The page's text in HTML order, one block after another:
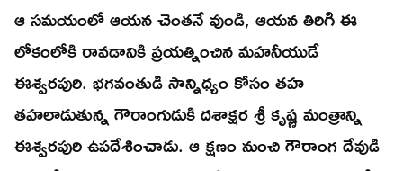
ఆ సమయంలో ఆయన చెంతనే వుండి, ఆయన తిరిగి ఈ
లోకంలోకి రావడానికి ప్రయత్నించిన మహనీయుడే
ఈశ్వరపురి. భగవంతుడి సాన్నిధ్యం కోసం తహ
తహలాడుతున్న గౌరాంగుడుకి దశాక్షర శ్రీ కృష్ణ మంత్రాన్ని
ఈశ్వరపురి ఉపదేశించాడు. ఆ క్షణం నుంచి గౌరాంగ దేవుడి